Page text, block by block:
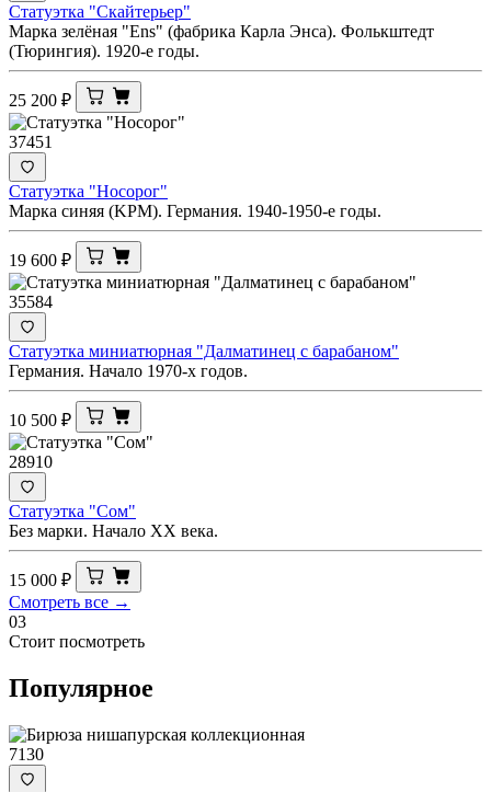
Статуэтка "Скайтерьер"
Марка зелёная "Ens" (фабрика Карла Энса). Фолькштедт
(Тюрингия). 1920-е годы.
25 200 ₽
37451
Статуэтка "Носорог"
Марка синяя (KPM). Германия. 1940-1950-е годы.
19 600 ₽
35584
Статуэтка миниатюрная "Далматинец с барабаном"
Германия. Начало 1970-х годов.
10 500 ₽
28910
Статуэтка "Сом"
Без марки. Начало ХХ века.
15 000 ₽
Смотреть все →
03
Стоит посмотреть
Популярное
7130